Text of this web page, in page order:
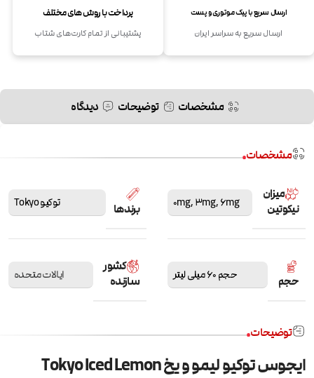
ارسال سریع با پیک موتوری و پست
ارسال سریع به سراسر ایران
پرداخت با روش های مختلف
پشتیبانی از تمام کارت‌های شتاب
مشخصات توضیحات دیدگاه
مشخصات
میزان
نیکوتین
0mg,3mg,6mg برندها توکیو Tokyo
حجم حجم 60 میلی لیتر
کشور
سازنده
ایالات متحده
توضیحات
ایجوس توکیو لیمو و یخ Tokyo Iced Lemon